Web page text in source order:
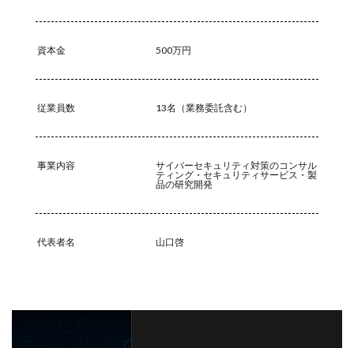
資本金 500万円
従業員数 13名（業務委託含む）
事業内容
サイバーセキュリティ対策のコンサル
ティング・セキュリティサービス・製
品の研究開発
代表者名 山口啓